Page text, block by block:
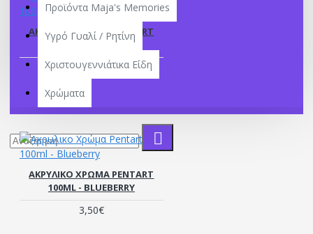
Προϊόντα Maja's Memories
Υγρό Γυαλί / Ρητίνη
Χριστουγεννιάτικα Είδη
Χρώματα
ΑΚΡΥΛΙΚΟ ΧΡΏΜΑ PENTART
100ML - BLACK
3,50€
ΑΚΡΥΛΙΚΟ ΧΡΏΜΑ PENTART
100ML - BLUEBERRY
3,50€